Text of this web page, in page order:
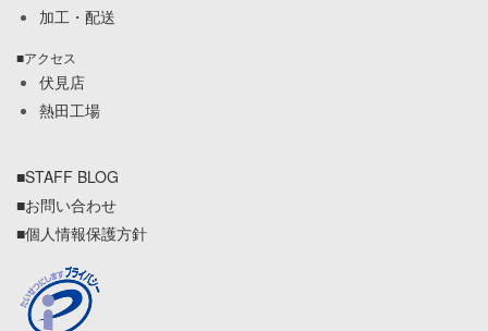
加工・配送
■アクセス
伏見店
熱田工場
■STAFF BLOG
■お問い合わせ
■個人情報保護方針